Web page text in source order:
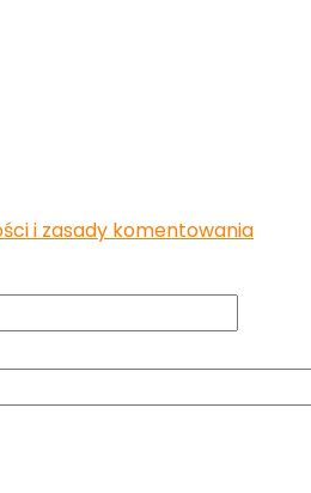
i zasady komentowania